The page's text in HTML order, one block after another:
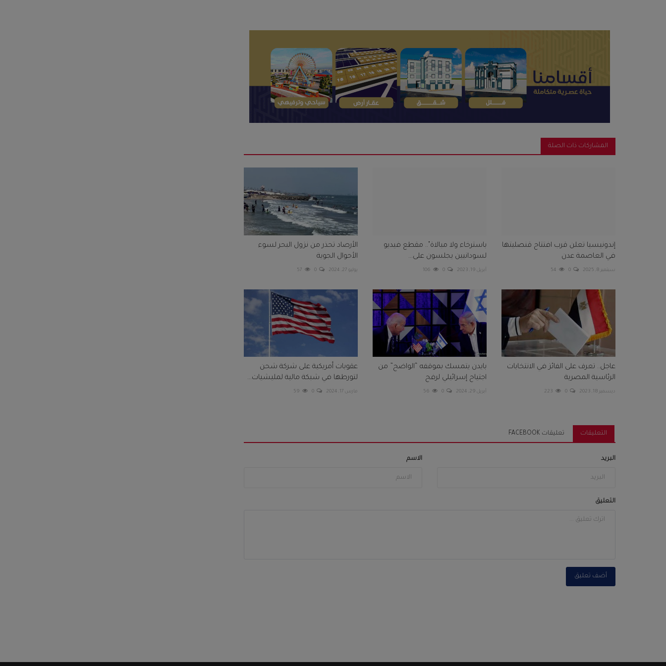
المشاركات ذات الصلة
إندونيسيا تعلن قرب افتتاح قنصليتها
في العاصمة عدن
سبتمبر 8, 2025 0
54
باسترخاء ولا مبالاة".. مقطع فيديو
لسودانيين يجلسون على...
أبريل 19, 2023 0
106
الأرصاد تحذر من نزول البحر لسوء
الأحوال الجوية
يوليو 27, 2024 0
57
عاجل.. تعرف على الفائز في الانتخابات
الرئاسية المصرية
ديسمبر 18, 2023 0
223
بايدن يتمسك بموقفه “الواضح” من
اجتياح إسرائيلي لرفح
أبريل 29, 2024 0
56
عقوبات أمريكية على شركة شحن
لتورطها في شبكة مالية لمليشيات...
مارس 17, 2024 0
59
التعليقات تعليقات FACEBOOK
الاسم البريد
التعليق
أضف تعليق